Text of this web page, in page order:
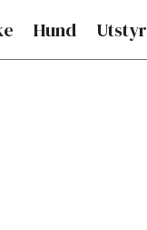
Hund Utstyr